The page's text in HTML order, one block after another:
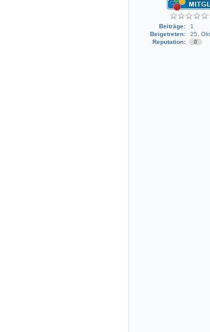
Beiträge:
1
Beigetreten:
25.
Reputation:
0